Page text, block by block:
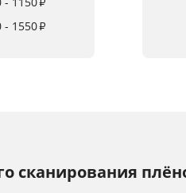
- 1550₽
сканирования